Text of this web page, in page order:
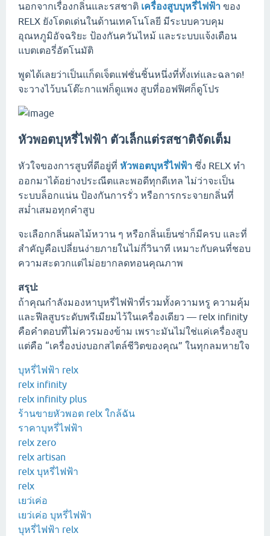
นอกจากเรื่องกลิ่นและรสชาติ เครื่องสูบบุหรี่ไฟฟ้า ของ
RELX ยังโดดเด่นในด้านเทคโนโลยี มีระบบควบคุม
อุณหภูมิอัจฉริยะ ป้องกันควันไหม้ และระบบแจ้งเตือน
แบตเตอรี่อัตโนมัติ
พูดได้เลยว่าเป็นแก็ดเจ็ตแฟชั่นชิ้นหนึ่งที่ทั้งเท่และฉลาด!
จะวางไว้บนโต๊ะกาแฟก็ดูแพง สูบที่ออฟฟิศก็ดูโปร
หัวพอตบุหรี่ไฟฟ้า ตัวเล็กแต่รสชาติจัดเต็ม
หัวใจของการสูบที่ดีอยู่ที่ หัวพอตบุหรี่ไฟฟ้า ซึ่ง RELX ทำ
ออกมาได้อย่างประณีตและพอดีทุกดีเทล ไม่ว่าจะเป็น
ระบบล็อกแน่น ป้องกันการรั่ว หรือการกระจายกลิ่นที่
สม่ำเสมอทุกคำสูบ
จะเลือกกลิ่นผลไม้หวาน ๆ หรือกลิ่นเย็นซ่าก็มีครบ และที่
สำคัญคือเปลี่ยนง่ายภายในไม่กี่วินาที เหมาะกับคนที่ชอบ
ความสะดวกแต่ไม่อยากลดทอนคุณภาพ
สรุป:
ถ้าคุณกำลังมองหาบุหรี่ไฟฟ้าที่รวมทั้งความหรู ความคุ้ม
และฟีลสูบระดับพรีเมียมไว้ในเครื่องเดียว — relx infinity
คือคำตอบที่ไม่ควรมองข้าม เพราะมันไม่ใช่แค่เครื่องสูบ
แต่คือ “เครื่องบ่งบอกสไตล์ชีวิตของคุณ” ในทุกลมหายใจ
บุหรี่ไฟฟ้า relx
relx infinity
relx infinity plus
ร้านขายหัวพอต relx ใกล้ฉัน
ราคาบุหรี่ไฟฟ้า
relx zero
relx artisan
relx บุหรี่ไฟฟ้า
relx
เยว่เค่อ
เยว่เค่อ บุหรี่ไฟฟ้า
บุหรี่ไฟฟ้า relx